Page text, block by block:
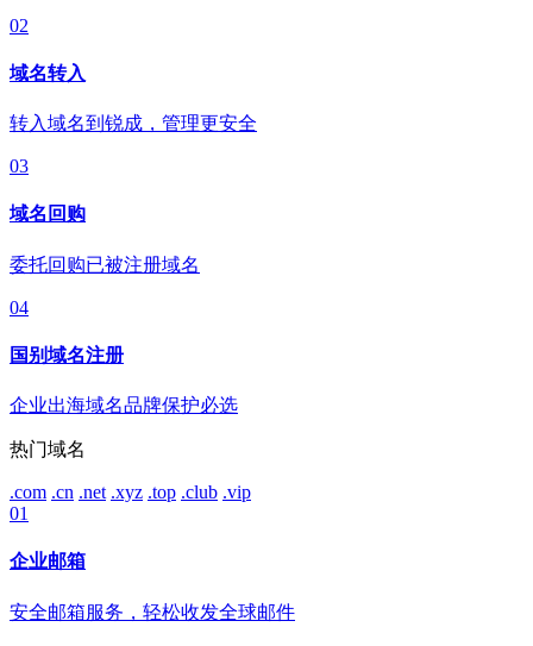
02
域名转入
转入域名到锐成，管理更安全
03
域名回购
委托回购已被注册域名
04
国别域名注册
企业出海域名品牌保护必选
热门域名
.com .cn .net .xyz .top .club .vip
01
企业邮箱
安全邮箱服务，轻松收发全球邮件